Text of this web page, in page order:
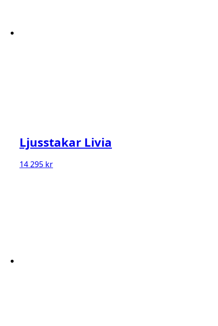
Ljusstakar Livia
14 295 kr